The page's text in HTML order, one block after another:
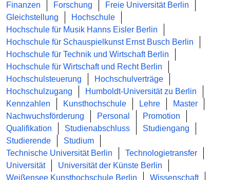
Finanzen
Forschung
Freie Universität Berlin
Gleichstellung
Hochschule
Hochschule für Musik Hanns Eisler Berlin
Hochschule für Schauspielkunst Ernst Busch Berlin
Hochschule für Technik und Wirtschaft Berlin
Hochschule für Wirtschaft und Recht Berlin
Hochschulsteuerung
Hochschulverträge
Hochschulzugang
Humboldt-Universität zu Berlin
Kennzahlen
Kunsthochschule Lehre
Master
Nachwuchsförderung
Personal
Promotion
Qualifikation
Studienabschluss
Studiengang
Studierende
Studium
Technische Universität Berlin
Technologietransfer
Universität
Universität der Künste Berlin
Weißensee Kunsthochschule Berlin
Wissenschaft